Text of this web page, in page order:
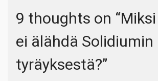
9 thoughts on “
ei älähdä Solidiumin
tyräyksestä?”